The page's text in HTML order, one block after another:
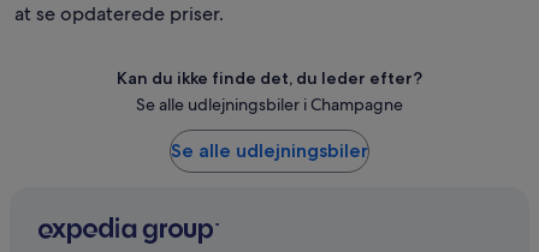
at se opdaterede priser.
Kan du ikke finde det, du leder efter?
Se alle udlejningsbiler i Champagne
Se alle udlejningsbiler